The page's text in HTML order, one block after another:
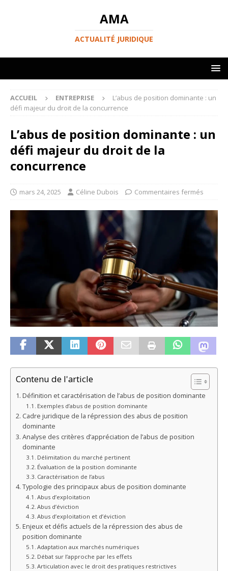
AMA
ACTUALITÉ JURIDIQUE
ACCUEIL ENTREPRISE
L’abus de position dominante : un
défi majeur du droit de la concurrence
L’abus de position dominante : un
défi majeur du droit de la
concurrence
mars 24, 2025 Céline Dubois Commentaires fermés
Contenu de l'article
Définition et caractérisation de l’abus de position dominante
Exemples d’abus de position dominante
Cadre juridique de la répression des abus de position
dominante
Analyse des critères d’appréciation de l’abus de position
dominante
Délimitation du marché pertinent
Évaluation de la position dominante
Caractérisation de l’abus
Typologie des principaux abus de position dominante
Abus d’exploitation
Abus d’éviction
Abus d’exploitation et d’éviction
Enjeux et défis actuels de la répression des abus de
position dominante
Adaptation aux marchés numériques
Débat sur l’approche par les effets
Articulation avec le droit des pratiques restrictives